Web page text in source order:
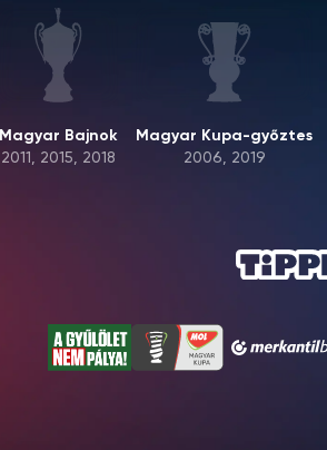
Magyar Bajnok
2011, 2015, 2018
Magyar Kupa-győztes
2006, 2019